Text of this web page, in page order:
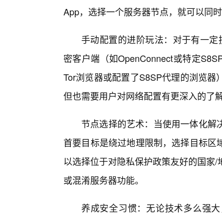
App，选择一个服务器节点，就可以同
手动配置的进阶玩法：对于有一
密客户端（如OpenConnect或特定
Tor浏览器或配置了S8SP代理的浏览
但也需要用户对网络配置有更深入的了
节点选择的艺术：当使用一体化
首要目标是绕过地理限制，选择目标
以选择位于对隐私保护政策友好的国家
或混淆服务器功能。
养成安全习惯：无论技术多么强